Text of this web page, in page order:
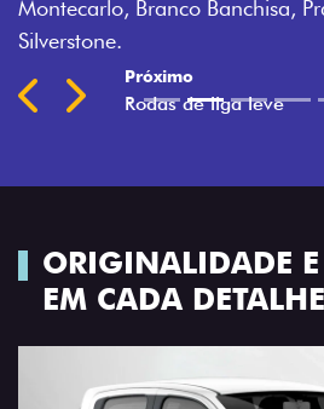
Montecarlo, Branco Banchisa,
Silverstone.
Previous
Next
Próximo
Rodas de liga leve
ORIGINALIDADE
EM CADA DETALHE